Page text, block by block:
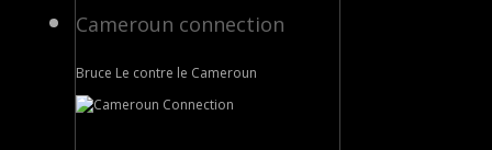
Cameroun connection
Bruce Le contre le Cameroun